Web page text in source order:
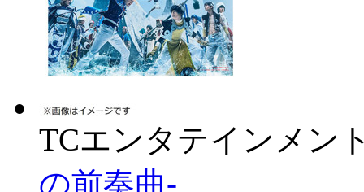
TCエンタテインメン
の前奏曲-